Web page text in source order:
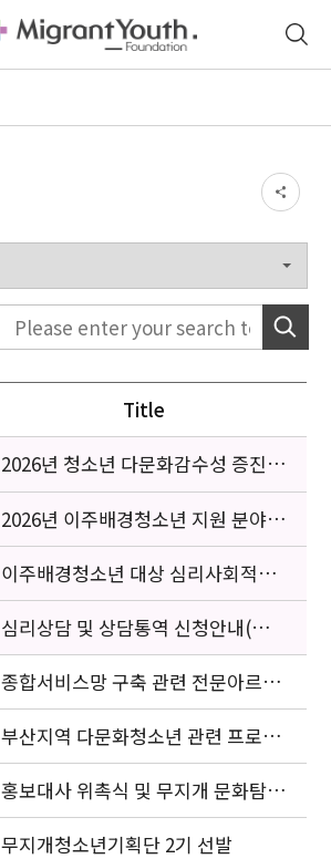
Title
2026년 청소년 다문화감수성 증진
프로그램 「다가감」신청기관 안내
2026년 이주배경청소년 지원 분야
종사자 역량강화 교육 일정 안내
이주배경청소년 대상 심리사회적응
검사 연수동영상 개편 안내
심리상담 및 상담통역 신청안내(의뢰
서첨부)
종합서비스망 구축 관련 전문아르바
이트생 모집
부산지역 다문화청소년 관련 프로젝
트 조정자 모집 공고
홍보대사 위촉식 및 무지개 문화탐험
대 발대식
무지개청소년기획단 2기 선발